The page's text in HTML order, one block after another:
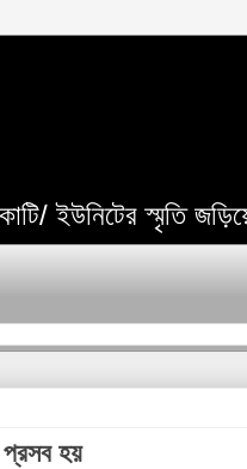
ইউনিটের স্মৃতি
প্রসব হয়